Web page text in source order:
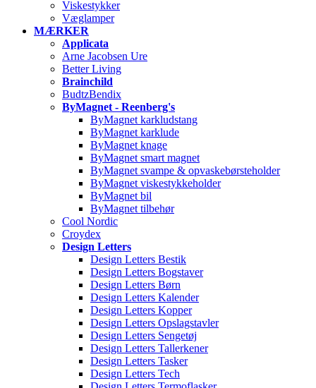
Viskestykker
Væglamper
MÆRKER
Applicata
Arne Jacobsen Ure
Better Living
Brainchild
BudtzBendix
ByMagnet - Reenberg's
ByMagnet karkludstang
ByMagnet karklude
ByMagnet knage
ByMagnet smart magnet
ByMagnet svampe & opvaskebørsteholder
ByMagnet viskestykkeholder
ByMagnet bil
ByMagnet tilbehør
Cool Nordic
Croydex
Design Letters
Design Letters Bestik
Design Letters Bogstaver
Design Letters Børn
Design Letters Kalender
Design Letters Kopper
Design Letters Opslagstavler
Design Letters Sengetøj
Design Letters Tallerkener
Design Letters Tasker
Design Letters Tech